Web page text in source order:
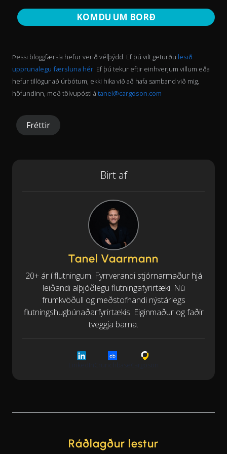
KOMDU UM BORÐ
Þessi bloggfærsla hefur verið vélþýdd. Ef þú vilt geturðu lesið
upprunalegu færsluna hér . Ef þú tekur eftir einhverjum villum eða
hefur tillögur að úrbótum, ekki hika við að hafa samband við mig,
höfundinn, með tölvupósti á tanel@cargoson.com
Fréttir
Birt af
Tanel Vaarmann
20+ ár í flutningum. Fyrrverandi stjórnarmaður hjá
leiðandi alþjóðlegu flutningafyrirtæki. Nú
frumkvöðull og meðstofnandi nýstárlegs
flutningshugbúnaðarfyrirtækis. Eiginmaður og faðir
tveggja barna.
Ráðlagður lestur